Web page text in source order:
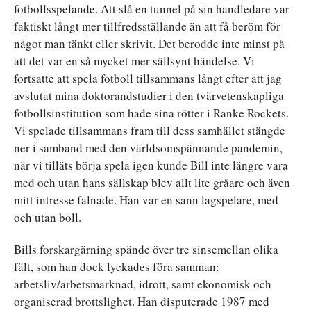
fotbollsspelande. Att slå en tunnel på sin handledare var
faktiskt långt mer tillfredsställande än att få beröm för
något man tänkt eller skrivit. Det berodde inte minst på
att det var en så mycket mer sällsynt händelse. Vi
fortsatte att spela fotboll tillsammans långt efter att jag
avslutat mina doktorandstudier i den tvärvetenskapliga
fotbollsinstitution som hade sina rötter i Ranke Rockets.
Vi spelade tillsammans fram till dess samhället stängde
ner i samband med den världsomspännande pandemin,
när vi tilläts börja spela igen kunde Bill inte längre vara
med och utan hans sällskap blev allt lite gråare och även
mitt intresse falnade. Han var en sann lagspelare, med
och utan boll.
Bills forskargärning spände över tre sinsemellan olika
fält, som han dock lyckades föra samman:
arbetsliv/arbetsmarknad, idrott, samt ekonomisk och
organiserad brottslighet. Han disputerade 1987 med